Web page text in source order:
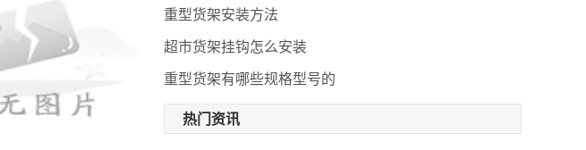
重型货架安装方法
超市货架挂钩怎么安装
重型货架有哪些规格型号的
热门资讯